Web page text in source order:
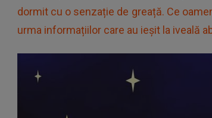
dormit cu o senzație de greață. Ce
urma informațiilor care au ieșit la iveală